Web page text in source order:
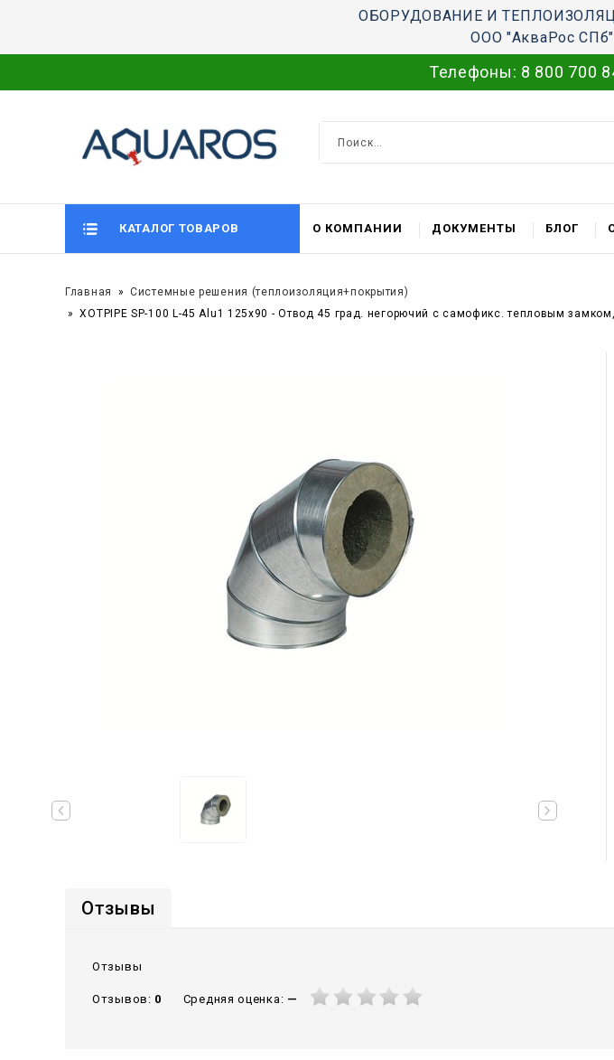
ОБОРУДОВАНИЕ И
ООО "АкваРос
Телефоны: 8 800 700
КАТАЛОГ ТОВАРОВ О КОМПАНИИ ДОКУМЕНТЫ БЛОГ
Главная
Системные решения (теплоизоляция+покрытия)
XOTPIPE SP-100 L-45 Alu1 125x90 - Отвод 45 град. негорючий c самофикс. тепловым
Отзывы
Отзывы
Отзывов: 0 Средняя оценка: —